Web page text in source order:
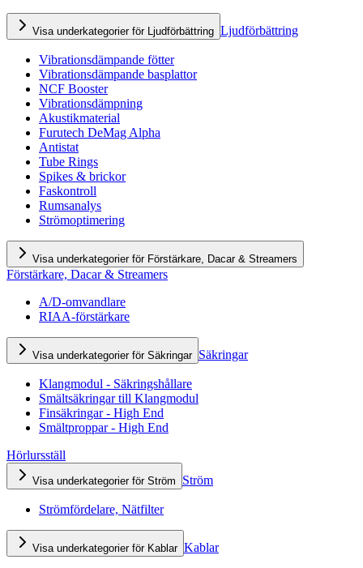
Visa underkategorier för Ljudförbättring Ljudförbättring
Vibrationsdämpande fötter
Vibrationsdämpande basplattor
NCF Booster
Vibrationsdämpning
Akustikmaterial
Furutech DeMag Alpha
Antistat
Tube Rings
Spikes & brickor
Faskontroll
Rumsanalys
Strömoptimering
Visa underkategorier för Förstärkare, Dacar & Streamers
Förstärkare, Dacar & Streamers
A/D-omvandlare
RIAA-förstärkare
Visa underkategorier för Säkringar Säkringar
Klangmodul - Säkringshållare
Smältsäkringar till Klangmodul
Finsäkringar - High End
Smältproppar - High End
Hörlursställ
Visa underkategorier för Ström Ström
Strömfördelare, Nätfilter
Visa underkategorier för Kablar Kablar